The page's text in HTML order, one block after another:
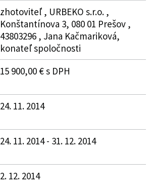
zhotoviteľ , URBEKO s.r.o. ,
Konštantínova 3, 080 01 Prešov ,
43803296 , Jana Kačmariková,
konateľ spoločnosti
15 900,00 € s DPH
24. 11. 2014
24. 11. 2014 - 31. 12. 2014
2. 12. 2014